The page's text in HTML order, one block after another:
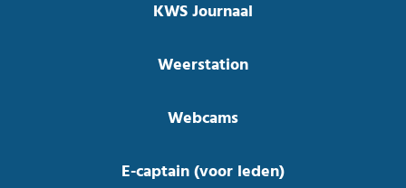
KWS Journaal
Weerstation
Webcams
E-captain (voor leden)